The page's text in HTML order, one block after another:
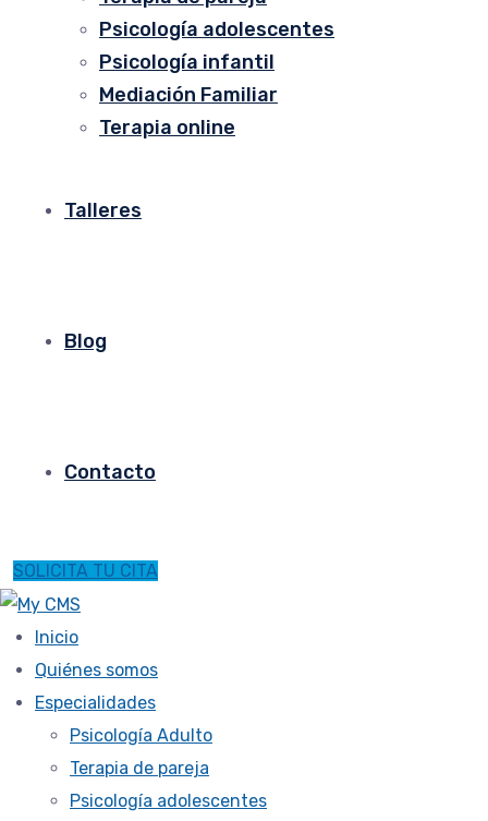
Psicología adolescentes
Psicología infantil
Mediación Familiar
Terapia online
Talleres
Blog
Contacto
SOLICITA TU CITA
Inicio
Quiénes somos
Especialidades
Psicología Adulto
Terapia de pareja
Psicología adolescentes